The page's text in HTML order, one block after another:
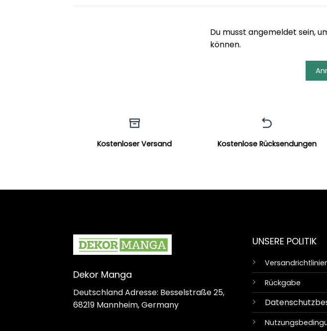
Du musst angemeldet sein,
können.
Kostenloser Versand Kostenlose Rücksendungen
Dekor Manga
Deutschland Adresse: Besselstraße 25,
68219 Mannheim, Germany
UNSERE POLITIK
Rückgabe